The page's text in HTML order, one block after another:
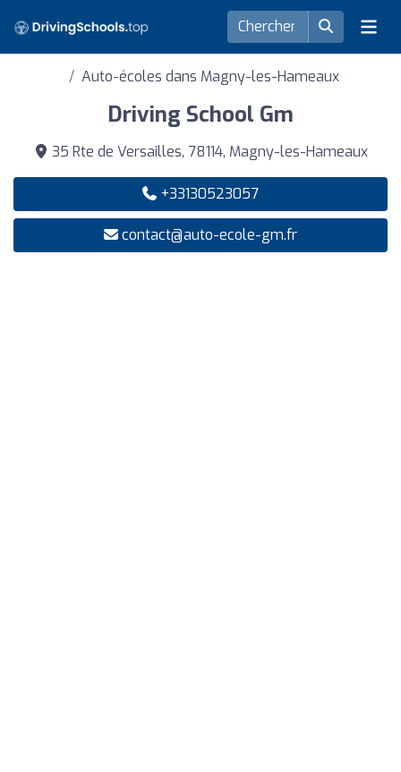
Auto-écoles dans Magny-les-Hameaux
Driving School Gm
35 Rte de Versailles, 78114, Magny-les-Hameaux
+33130523057
contact@auto-ecole-gm.fr